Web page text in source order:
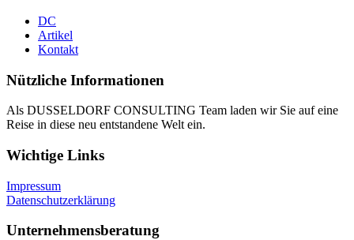
DC
Artikel
Kontakt
Nützliche Informationen
Als DUSSELDORF CONSULTING Team laden wir Sie auf eine
Reise in diese neu entstandene Welt ein.
Wichtige Links
Impressum
Datenschutzerklärung
Unternehmensberatung